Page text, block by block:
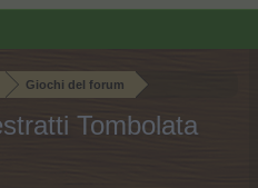
Giochi del forum
Tombolata